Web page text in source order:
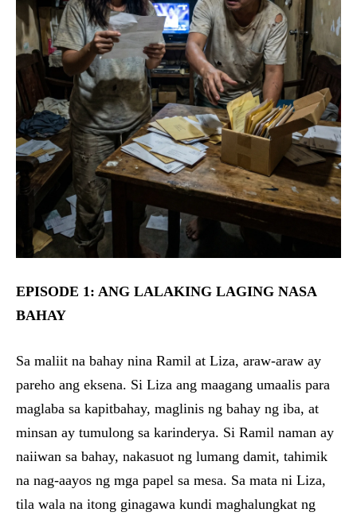
EPISODE 1: ANG LALAKING LAGING NASA
BAHAY
Sa maliit na bahay nina Ramil at Liza, araw-araw ay
pareho ang eksena. Si Liza ang maagang umaalis para
maglaba sa kapitbahay, maglinis ng bahay ng iba, at
minsan ay tumulong sa karinderya. Si Ramil naman ay
naiiwan sa bahay, nakasuot ng lumang damit, tahimik
na nag-aayos ng mga papel sa mesa. Sa mata ni Liza,
tila wala na itong ginagawa kundi maghalungkat ng